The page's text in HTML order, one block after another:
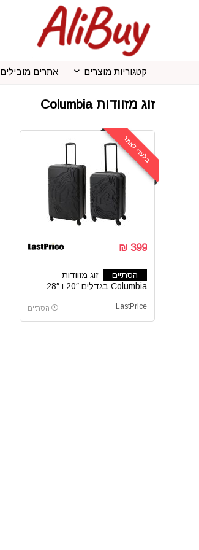
קטגוריות מוצרים אתרים מובילים
זוג מזוודות Columbia
בלעדי לאתר
399 ₪
הסתיים
זוג מזוודות
Columbia בגדלים 20″ ו 28″
LastPrice הסתיים